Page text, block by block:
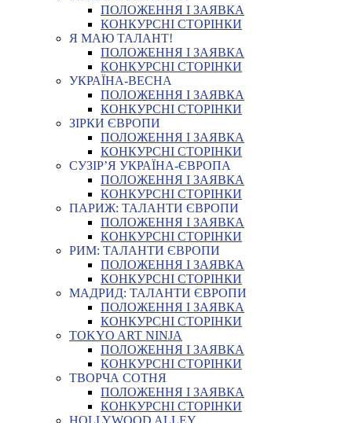
ПОЛОЖЕННЯ І ЗАЯВКА
КОНКУРСНІ СТОРІНКИ
Я МАЮ ТАЛАНТ!
ПОЛОЖЕННЯ І ЗАЯВКА
КОНКУРСНІ СТОРІНКИ
УКРАЇНА-ВЕСНА
ПОЛОЖЕННЯ І ЗАЯВКА
КОНКУРСНІ СТОРІНКИ
ЗІРКИ ЄВРОПИ
ПОЛОЖЕННЯ І ЗАЯВКА
КОНКУРСНІ СТОРІНКИ
СУЗІР’Я УКРАЇНА-ЄВРОПА
ПОЛОЖЕННЯ І ЗАЯВКА
КОНКУРСНІ СТОРІНКИ
ПАРИЖ: ТАЛАНТИ ЄВРОПИ
ПОЛОЖЕННЯ І ЗАЯВКА
КОНКУРСНІ СТОРІНКИ
РИМ: ТАЛАНТИ ЄВРОПИ
ПОЛОЖЕННЯ І ЗАЯВКА
КОНКУРСНІ СТОРІНКИ
МАДРИД: ТАЛАНТИ ЄВРОПИ
ПОЛОЖЕННЯ І ЗАЯВКА
КОНКУРСНІ СТОРІНКИ
TOKYO ART NINJA
ПОЛОЖЕННЯ І ЗАЯВКА
КОНКУРСНІ СТОРІНКИ
ТВОРЧА СОТНЯ
ПОЛОЖЕННЯ І ЗАЯВКА
КОНКУРСНІ СТОРІНКИ
HOLLYWOOD ALLEY